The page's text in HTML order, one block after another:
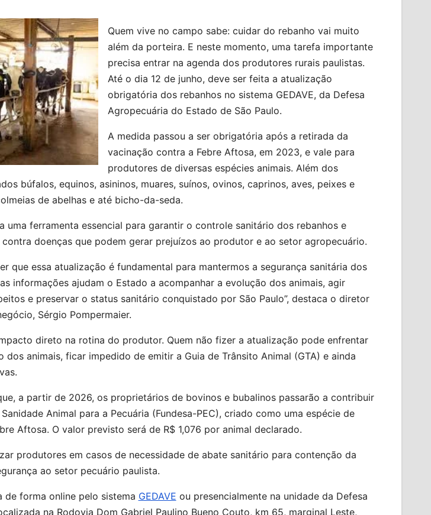
Quem vive no campo sabe: cuidar do rebanho vai muito
além da porteira. E neste momento, uma tarefa importante
precisa entrar na agenda dos produtores rurais paulistas.
Até o dia 12 de junho, deve ser feita a atualização
obrigatória dos rebanhos no sistema GEDAVE, da Defesa
Agropecuária do Estado de São Paulo.
A medida passou a ser obrigatória após a retirada da
vacinação contra a Febre Aftosa, em 2023, e vale para
produtores de diversas espécies animais. Além dos
búfalos, equinos, asininos, muares, suínos, ovinos, caprinos, aves, peixes e
de abelhas e até bicho-da-seda.
uma ferramenta essencial para garantir o controle sanitário dos rebanhos e
doenças que podem gerar prejuízos ao produtor e ao setor agropecuário.
que essa atualização é fundamental para mantermos a segurança sanitária dos
informações ajudam o Estado a acompanhar a evolução dos animais, agir
e preservar o status sanitário conquistado por São Paulo”, destaca o diretor
Sérgio Pompermaier.
direto na rotina do produtor. Quem não fizer a atualização pode enfrentar
dos animais, ficar impedido de emitir a Guia de Trânsito Animal (GTA) e ainda
a partir de 2026, os proprietários de bovinos e bubalinos passarão a contribuir
Animal para a Pecuária (Fundesa-PEC), criado como uma espécie de
Aftosa. O valor previsto será de R$ 1,076 por animal declarado.
produtores em casos de necessidade de abate sanitário para contenção da
ao setor pecuário paulista.
forma online pelo sistema GEDAVE ou presencialmente na unidade da Defesa
na Rodovia Dom Gabriel Paulino Bueno Couto, km 65, marginal Leste,